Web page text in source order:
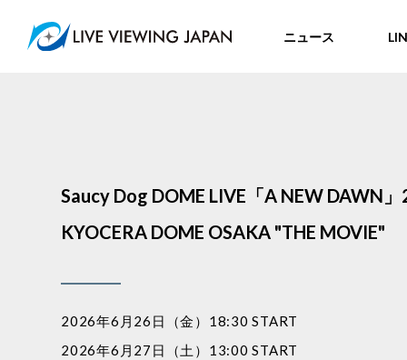
ニュース
Saucy Dog DOME LIVE「A NEW DAWN
KYOCERA DOME OSAKA "THE MOVIE"
2026年6月26日（金）18:30 START
2026年6月27日（土）13:00 START